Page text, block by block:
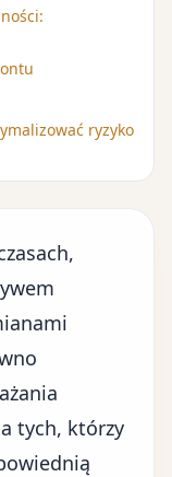
ryzyko
tych, którzy